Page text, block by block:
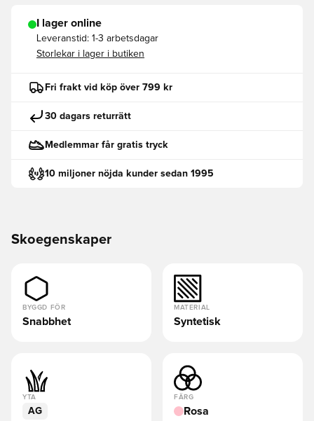
I lager online
Leveranstid: 1-3 arbetsdagar
Storlekar i lager i butiken
Fri frakt vid köp över 799 kr
30 dagars returrätt
Medlemmar får gratis tryck
10 miljoner nöjda kunder sedan 1995
Skoegenskaper
BYGGD FÖR
Snabbhet
MATERIAL
Syntetisk
YTA
AG
FÄRG
Rosa